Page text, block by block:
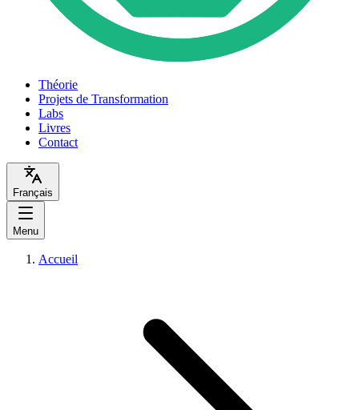
Théorie
Projets de Transformation
Labs
Livres
Contact
Français
Menu
Accueil